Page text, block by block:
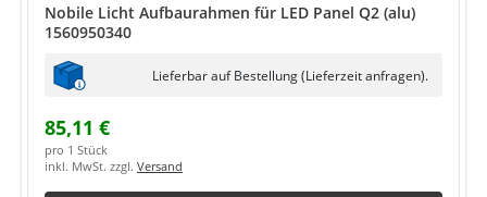
Nobile Licht Aufbaurahmen für LED Panel Q2 (alu)
1560950340
Lieferbar auf Bestellung (Lieferzeit anfragen).
85,11 €
pro 1 Stück
inkl. MwSt. zzgl. Versand